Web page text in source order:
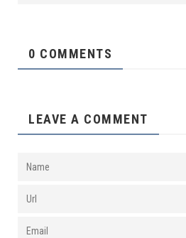
0 COMMENTS
LEAVE A COMMENT